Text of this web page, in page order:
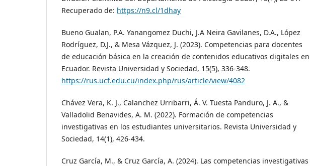
Recuperado de: https://n9.cl/1dhay
Bueno Gualan, P.A. Yanangomez Duchi, J.A Neira Gavilanes, D.A., López
Rodríguez, D.J., & Mesa Vázquez, J. (2023). Competencias para docentes
de educación básica en la creación de contenidos educativos digitales en
Ecuador. Revista Universidad y Sociedad, 15(5), 336-348.
https://rus.ucf.edu.cu/index.php/rus/article/view/4082
Chávez Vera, K. J., Calanchez Urribarri, Á. V. Tuesta Panduro, J. A., &
Valladolid Benavides, A. M. (2022). Formación de competencias
investigativas en los estudiantes universitarios. Revista Universidad y
Sociedad, 14(1), 426-434.
Cruz García, M., & Cruz García, A. (2024). Las competencias investigativas